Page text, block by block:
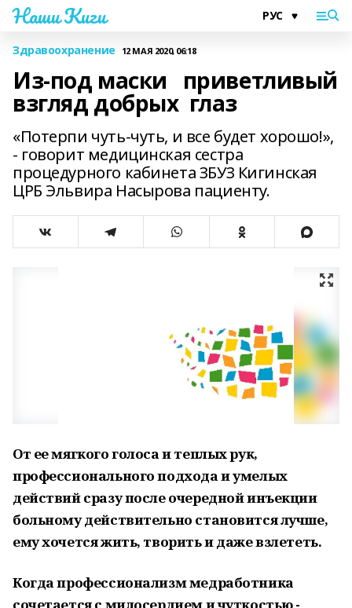
Наши Киги
Здравоохранение 12 МАЯ 2020, 06:18
Из-под маски приветливый
взгляд добрых глаз
«Потерпи чуть-чуть, и все будет хорошо!»,
- говорит медицинская сестра
процедурного кабинета ЗБУЗ Кигинская
ЦРБ Эльвира Насырова пациенту.
От ее мягкого голоса и теплых рук,
профессионального подхода и умелых
действий сразу после очередной инъекции
больному действительно становится лучше,
ему хочется жить, творить и даже взлететь.
Когда профессионализм медработника